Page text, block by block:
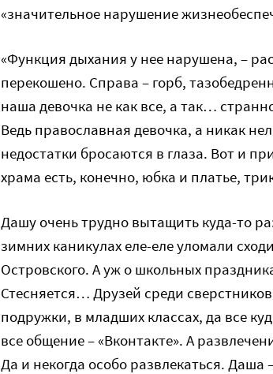
«значительное нарушение
«Функция дыхания у нее нарушена, –
перекошено. Справа – горб,
наша девочка не как все, а так…
Ведь православная девочка, а никак
недостатки бросаются в глаза. Вот и
храма есть, конечно, юбка и платье,
Дашу очень трудно вытащить куда-то
зимних каникулах еле-еле уломали
Островского. А уж о школьных
Стесняется… Друзей среди
подружки, в младших классах, да все
все общение – «Вконтакте». А
Да и некогда особо развлекаться. Даша